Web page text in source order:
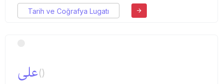
Tarih ve Coğrafya Lugatı
علی()